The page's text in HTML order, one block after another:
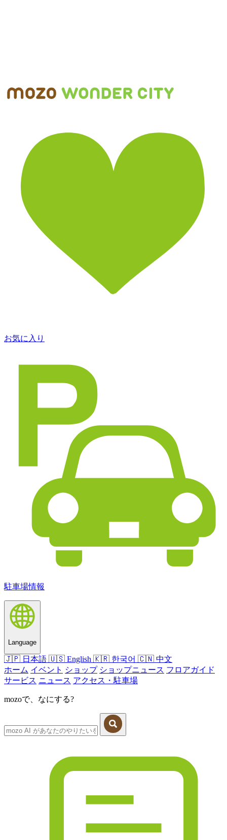
お気に入り
駐車場情報
Language
🇯🇵 日本語 🇺🇸 English 🇰🇷 한국어 🇨🇳 中文
ホーム イベント ショップ ショップニュース フロアガイド
サービス ニュース アクセス・駐車場
mozoで、なにする?